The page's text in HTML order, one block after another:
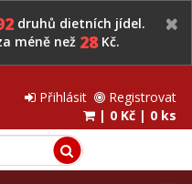
druhů dietních jídel.
méně než 28Kč.
Přihlásit
Registrovat
| 0 Kč | 0 ks